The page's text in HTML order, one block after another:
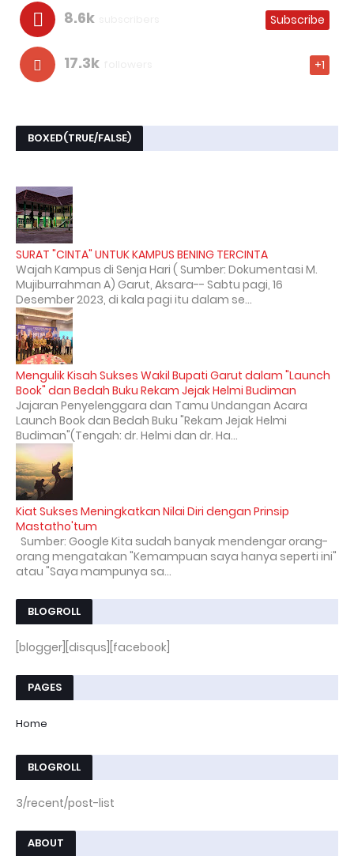
8.6k Subscribe
17.3k +1
BOXED(TRUE/FALSE)
SURAT "CINTA" UNTUK KAMPUS BENING TERCINTA
Wajah Kampus di Senja Hari ( Sumber: Dokumentasi M.
Mujiburrahman A) Garut, Aksara-- Sabtu pagi, 16
Desember 2023, di kala pagi itu dalam se...
Mengulik Kisah Sukses Wakil Bupati Garut dalam "Launch
Book" dan Bedah Buku Rekam Jejak Helmi Budiman
Jajaran Penyelenggara dan Tamu Undangan Acara
Launch Book dan Bedah Buku "Rekam Jejak Helmi
Budiman"(Tengah: dr. Helmi dan dr. Ha...
Kiat Sukses Meningkatkan Nilai Diri dengan Prinsip
Mastatho'tum
Sumber: Google Kita sudah banyak mendengar orang-
orang mengatakan "Kemampuan saya hanya seperti ini"
atau "Saya mampunya sa...
BLOGROLL
[blogger][disqus][facebook]
PAGES
Home
BLOGROLL
3/recent/post-list
ABOUT